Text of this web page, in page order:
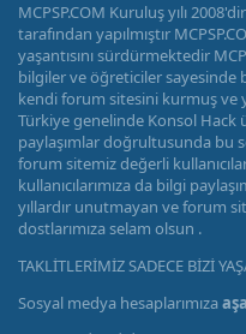
MCPSP.COM Kuruluş yılı
tarafından yapılmıştır
yaşantısını sürdürmektedir
bilgiler ve öğreticiler
kendi forum sitesini kurmuş ve
Türkiye genelinde Konsol Hack
paylaşımlar doğrultusunda bu
forum sitemiz değerli
kullanıcılarımıza da bilgi
yıllardır unutmayan ve forum
dostlarımıza selam olsun .
TAKLİTLERİMİZ SADECE BİZİ
Sosyal medya hesaplarımıza